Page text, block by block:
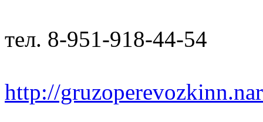
тел. 8-951-918-44-54
http://